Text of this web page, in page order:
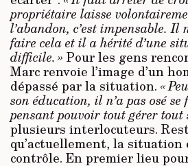
propriétaire laisse
l’abandon, c’est impensable. Il
faire cela et il a hérité d’une
difficile. » Pour les gens
Marc renvoie l’image d’un
dépassé par la situation. «
son éducation, il n’a pas osé
pensant pouvoir tout gérer tout
plusieurs interlocuteurs.
qu’actuellement, la situation
contrôle. En premier lieu